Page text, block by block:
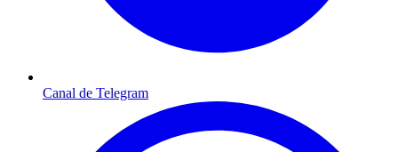
Canal de Telegram